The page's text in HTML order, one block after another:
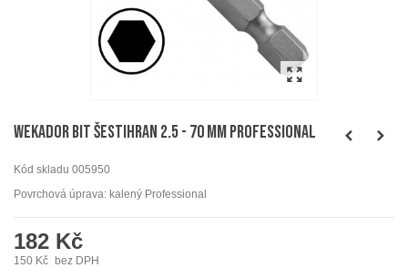
WEKADOR Bit šestihran 2.5 - 70 mm Professional
Kód skladu 005950
Povrchová úprava: kalený Professional
182 Kč
150 Kč bez DPH